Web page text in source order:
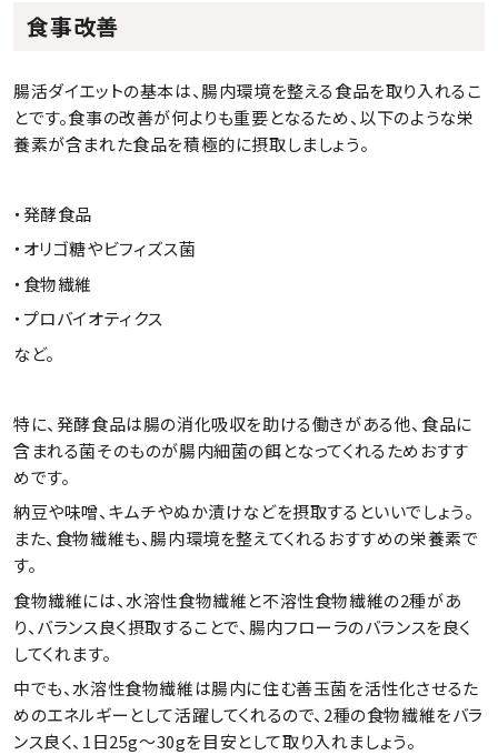
食事改善
腸活ダイエットの基本は、腸内環境を整える食品を取り入れるこ
とです。食事の改善が何よりも重要となるため、以下のような栄
養素が含まれた食品を積極的に摂取しましょう。
・発酵食品
・オリゴ糖やビフィズス菌
・食物繊維
・プロバイオティクス
など。
特に、発酵食品は腸の消化吸収を助ける働きがある他、食品に
含まれる菌そのものが腸内細菌の餌となってくれるためおすす
めです。
納豆や味噌、キムチやぬか漬けなどを摂取するといいでしょう。
また、食物繊維も、腸内環境を整えてくれるおすすめの栄養素で
す。
食物繊維には、水溶性食物繊維と不溶性食物繊維の2種があ
り、バランス良く摂取することで、腸内フローラのバランスを良く
してくれます。
中でも、水溶性食物繊維は腸内に住む善玉菌を活性化させるた
めのエネルギーとして活躍してくれるので、2種の食物繊維をバラ
ンス良く、1日25g～30gを目安として取り入れましょう。